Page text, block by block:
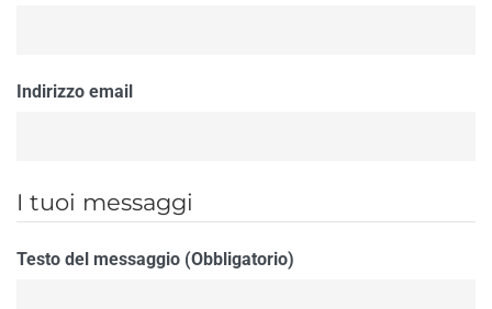
Indirizzo email
I tuoi messaggi
Testo del messaggio (Obbligatorio)